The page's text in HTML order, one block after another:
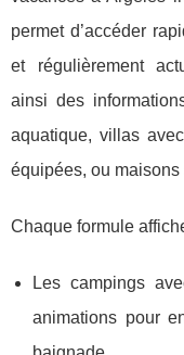
permet d’accéder
et régulièrement
ainsi des
aquatique, villas
équipées, ou
Chaque formule
Les campings
animations pour